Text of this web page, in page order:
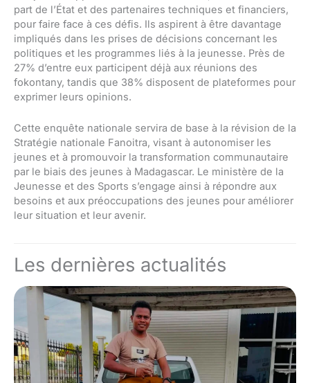
part de l’État et des partenaires techniques et financiers,
pour faire face à ces défis. Ils aspirent à être davantage
impliqués dans les prises de décisions concernant les
politiques et les programmes liés à la jeunesse. Près de
27% d’entre eux participent déjà aux réunions des
fokontany, tandis que 38% disposent de plateformes pour
exprimer leurs opinions.
Cette enquête nationale servira de base à la révision de la
Stratégie nationale Fanoitra, visant à autonomiser les
jeunes et à promouvoir la transformation communautaire
par le biais des jeunes à Madagascar. Le ministère de la
Jeunesse et des Sports s’engage ainsi à répondre aux
besoins et aux préoccupations des jeunes pour améliorer
leur situation et leur avenir.
Les dernières actualités